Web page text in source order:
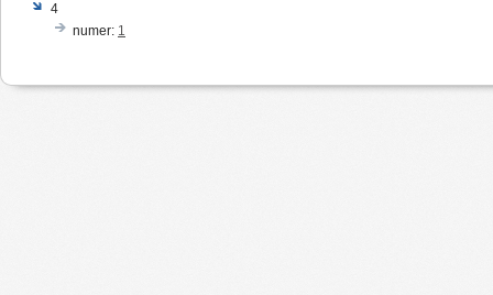
4
numer: 1